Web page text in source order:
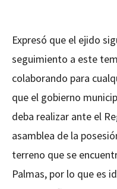
Expresó que el ejido
seguimiento a este
colaborando para
que el gobierno
deba realizar ante el
asamblea de la
terreno que se
Palmas, por lo que es